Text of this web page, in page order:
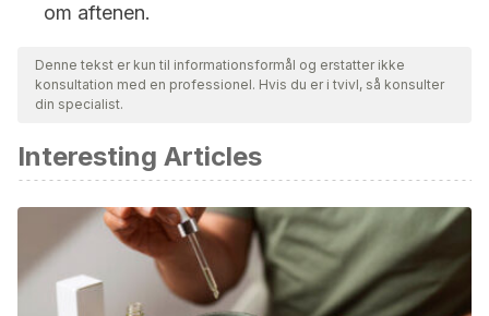
om aftenen.
Denne tekst er kun til informationsformål og erstatter ikke
konsultation med en professionel. Hvis du er i tvivl, så konsulter
din specialist.
Interesting Articles